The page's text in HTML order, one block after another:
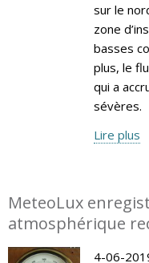
sur le
zone
basses
plus, le
qui a
sévères.
Lire plus
MeteoLux
atmosphérique
4-06-